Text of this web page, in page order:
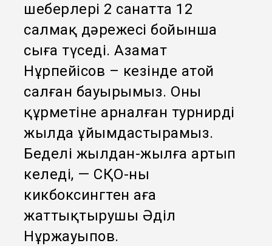
шеберлері 2 санатта 12
салмақ дәрежесі бойынша
сыңға түседі. Азамат
Нұрпейісов – кезінде атой
салған бауырымыз. Оның
құрметіне арналған турнирді
жылда ұйымдастырамыз.
Беделі жылдан-жылға артып
келеді, — СҚО-ның
кикбоксингтен аға
жаттықтырушы Әділ
Нұржауыпов.